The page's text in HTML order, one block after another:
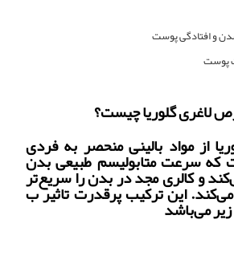
افتادگی پوست
پوست
لاغری گلوریا چیست؟
از مواد بالینی منحصر به فردی
سرعت متابولیسم طبیعی بدن
و کالری مجد در بدن را سریع‌تر
این ترکیب پرقدرت تاثیر ب
می‌باشد